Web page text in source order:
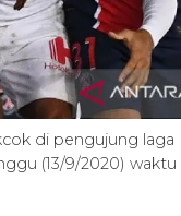
di pengujung laga
(13/9/2020)